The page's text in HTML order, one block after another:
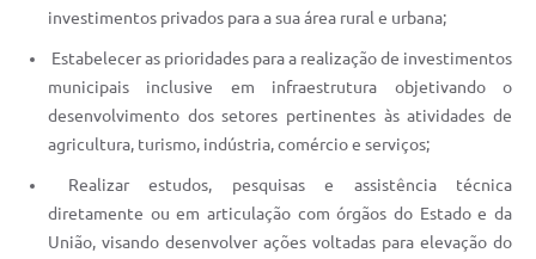
investimentos privados para a sua área rural e urbana;
Estabelecer as prioridades para a realização de investimentos
municipais inclusive em infraestrutura objetivando o
desenvolvimento dos setores pertinentes às atividades de
agricultura, turismo, indústria, comércio e serviços;
Realizar estudos, pesquisas e assistência técnica
diretamente ou em articulação com órgãos do Estado e da
União, visando desenvolver ações voltadas para elevação do